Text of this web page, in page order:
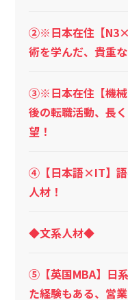
②※日本在住【
術を学んだ、貴重
③※日本在住【機械
後の転職活動、長
望！
④【日本語×IT】語
人材！
◆文系人材◆
⑤【英国MBA】日
た経験もある、営